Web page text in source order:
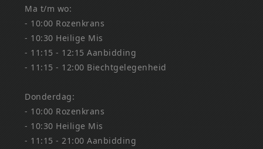
Ma t/m wo:
- 10:00 Rozenkrans
- 10:30 Heilige Mis
- 11:15 - 12:15 Aanbidding
- 11:15 - 12:00 Biechtgelegenheid
Donderdag:
- 10:00 Rozenkrans
- 10:30 Heilige Mis
- 11:15 - 21:00 Aanbidding